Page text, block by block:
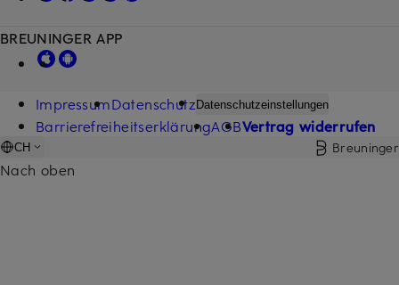
BREUNINGER APP
ImpressumDatenschutz Datenschutzeinstellungen
BarrierefreiheitserklärungAGBVertrag widerrufen
CH Breuninger
Nach oben